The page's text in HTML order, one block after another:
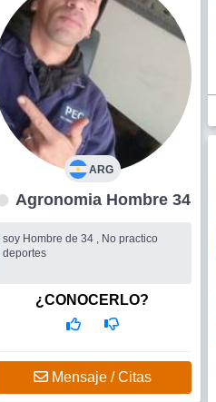
ARG
Agronomia Hombre 34
soy Hombre de 34 , No practico
deportes
¿CONOCERLO?
Mensaje / Citas